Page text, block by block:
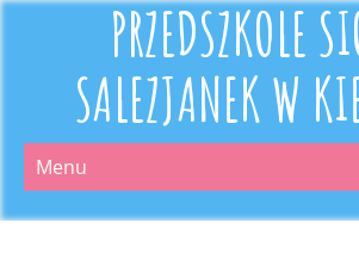
PRZEDSZKOLE
SALEZJANEK W
Menu